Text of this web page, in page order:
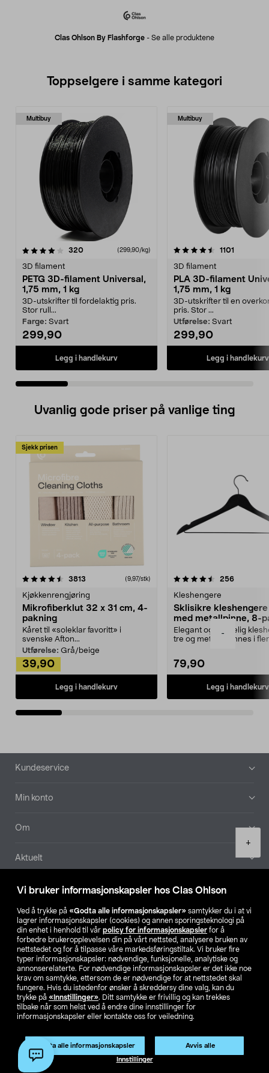
Vi bruker informasjonskapsler hos Clas Ohlson
Ved å trykke på «Godta alle informasjonskapsler» samtykker du i at vi
lagrer informasjonskapsler (cookies) og annen sporingsteknologi på
din enhet i henhold til vår policy for informasjonskapsler for å
forbedre brukeropplevelsen din på vårt nettsted, analysere bruken av
nettstedet og for å tilpasse våre markedsføringstiltak. Vi bruker fire
typer informasjonskapsler: nødvendige, funksjonelle, analytiske og
annonserelaterte. For nødvendige informasjonskapsler er det ikke noe
krav om samtykke, ettersom de er nødvendige for at nettstedet skal
fungere. Hvis du istedenfor ønsker å skreddersy dine valg, kan du
trykke på «Innstillinger». Ditt samtykke er frivillig og kan trekkes
tilbake når som helst ved å endre dine innstillinger for
informasjonskapsler eller kontakte oss for veiledning.
Godta alle informasjonskapsler Avvis alle
Innstillinger
-
+
Legg i handlekurv
Clas Ohlson By Flashforge - Se alle produktene
Toppselgere i samme kategori
Multibuy
320anmeldelser(299,90/kg)
3D filament
PETG 3D-filament Universal,
1,75 mm, 1 kg
3D-utskrifter til fordelaktig pris.
Stor rull...
Farge: Svart
299,90
Legg i handlekurv
Multibuy
4.5 av 5 stjerner 1101
3D filament
PLA 3D-filament
1,75 mm, 1 kg
3D-utskrifter til en
pris. Stor ...
Utførelse: Svart
299,90
Legg i handlekurv
4.5 av 5 stjerner
Uvanlig gode priser på vanlige ting
Sjekk prisen
3813 anmeldelser(9,97/stk)
Kjøkkenrengjøring
Mikrofiberklut 32 x 31 cm, 4-
pakning
Kåret til «soleklar favoritt» i
svenske Afton...
Utførelse: Grå/beige
39,90
Legg i handlekurv
4.5av 5 stjerner 256
Kleshengere
Sklisikre
med metallpinne, 8-
Elegant og skikkelig
tre og metall – finnes i
79,90
Legg i handlekurv
4.5av 5 stjerner
Bunntekst
Kundeservice
Min konto
Om
Aktuelt
Våre selskaper
Finn din butikk
SE NO FI
Endre til priser ekskl. moms